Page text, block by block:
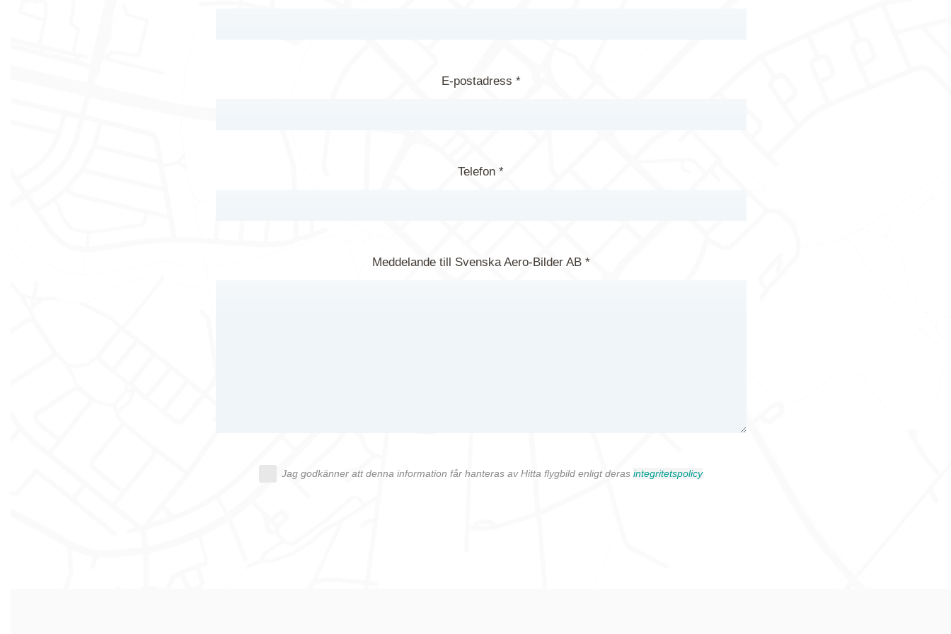
E-postadress *
Telefon *
Meddelande till Svenska Aero-Bilder AB *
Jag godkänner att denna information får hanteras av Hitta flygbild enligt deras integritetspolicy